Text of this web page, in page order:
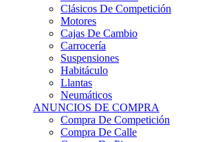
Motores
Cajas De Cambio
Carrocería
Suspensiones
Habitáculo
Llantas
Neumáticos
ANUNCIOS DE COMPRA
Compra De Competición
Compra De Calle
Compra De Piezas
KARTING